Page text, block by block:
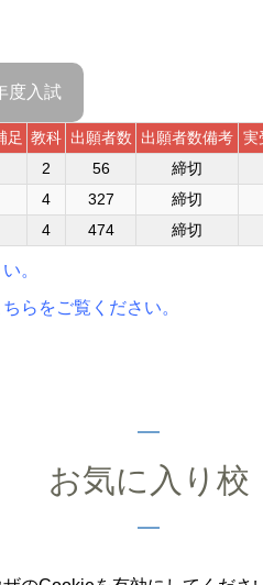
度入試
足 教科 出願者数 出願者数備考 実
2 56 締切
4 327 締切
4 474 締切
。
らをご覧ください。
お気に入り校